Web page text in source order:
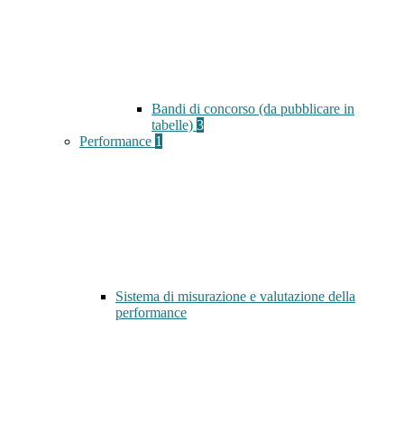
Bandi di concorso (da pubblicare in
tabelle) 3
Performance 1
Sistema di misurazione e valutazione della
performance